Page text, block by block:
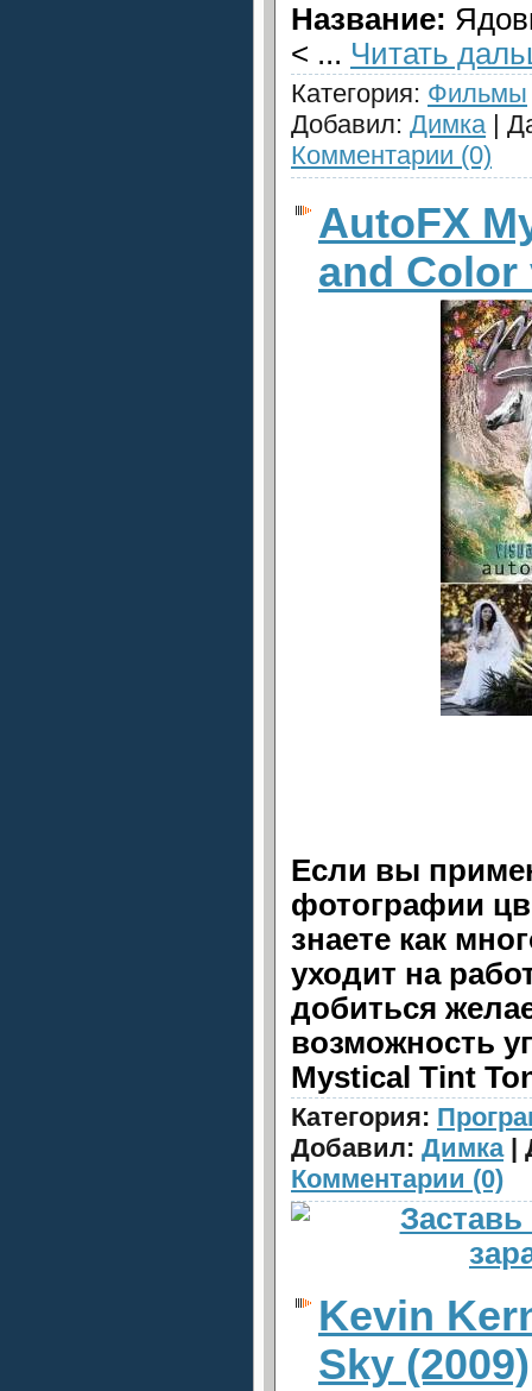
Название:
< ... Читать
Категория: Фильмы
Добавил: Димка |
Комментарии (0)
AutoFX
and Color
Если вы
фотографии
знаете как
уходит на
добиться
возможность
Mystical Tint
Категория:
Добавил: Димка|
Комментарии (0)
Kevin
Sky (2009)